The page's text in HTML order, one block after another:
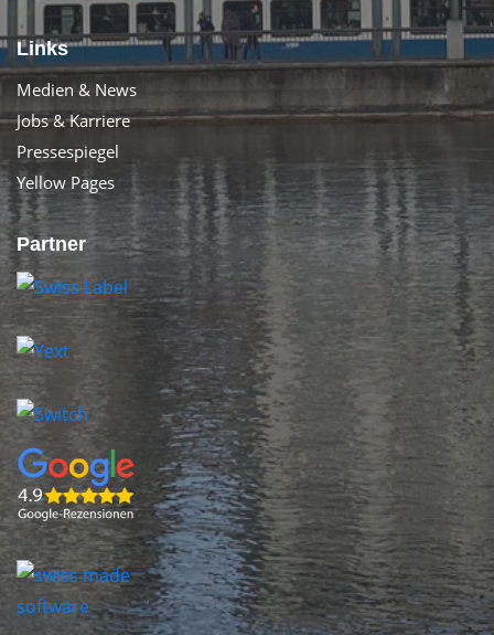
Links
Medien & News
Jobs & Karriere
Pressespiegel
Yellow Pages
Partner